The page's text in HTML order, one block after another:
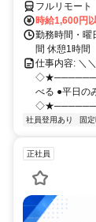
フルリモート
時給1,600円
勤務時間・曜
間 休憩1時間
仕事内容: ＼
べる ●平日の
社員登用あり 固
正社員